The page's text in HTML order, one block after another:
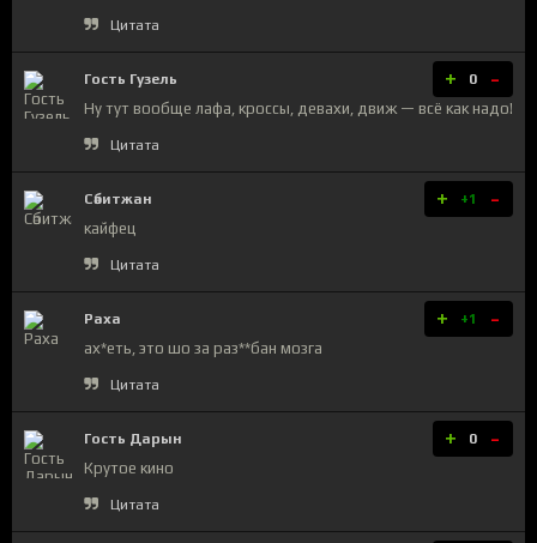
Цитата
Гость Гузель + 0 -
Ну тут вообще лафа, кроссы, девахи, движ — всё как надо!
Цитата
Сәбитжан + +1 -
кайфец
Цитата
Раха + +1 -
ах*еть, это шо за раз**бан мозга
Цитата
Гость Дарын + 0 -
Крутое кино
Цитата